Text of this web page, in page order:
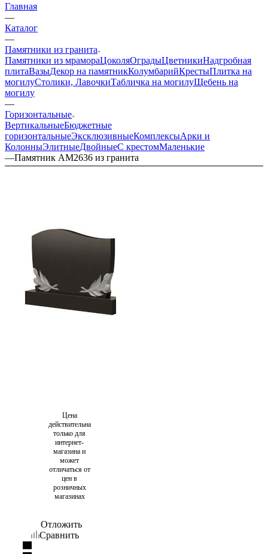
Главная
—
Каталог
—
Памятники из гранита
Памятники из мрамораЦоколяОградыЦветникиНадгробная
плитаВазыДекор на памятникКолумбарийКрестыПлитка на
могилуСтолики, ЛавочкиТабличка на могилуЩебень на
могилу
—
Горизонтальные
ВертикальныеБюджетные
горизонтальныеЭксклюзивныеКомплексыАрки и
КолонныЭлитныеДвойныеС крестомМаленькие
—Памятник AM2636 из гранита
Цена
действительна
только для
интернет-
магазина и
может
отличаться от
цен в
розничных
магазинах
Отложить
Сравнить